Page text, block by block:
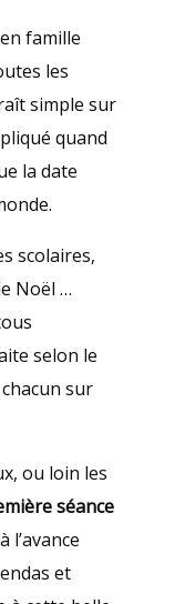
famille
les
simple sur
quand
la date
scolaires,
Noël …
selon le
sur
ou loin les
séance
l’avance
et